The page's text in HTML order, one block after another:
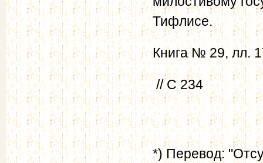
Тифлисе.
Книга № 29, лл.
// С 234
*) Перевод: